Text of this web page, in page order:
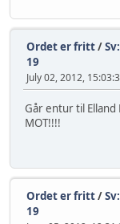
Ordet er fritt/
19
July 02, 2012,
Går entur til
MOT!!!!
Ordet er fritt/
19